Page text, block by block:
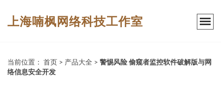
上海喃枫网络科技工作室
当前位置： 首页 > 产品大全 > 警惕风险 偷窥者监控软件破解版与网
络信息安全开发